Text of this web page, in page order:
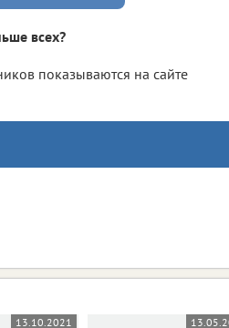
всех?
показываются на сайте
13.10.2021